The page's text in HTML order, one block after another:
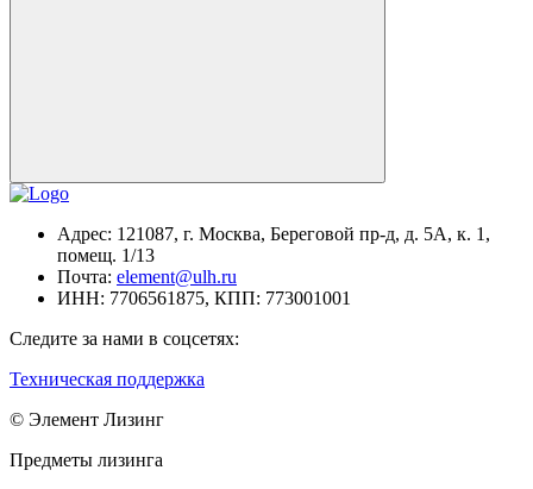
Адрес: 121087, г. Москва, Береговой пр-д, д. 5А, к. 1,
помещ. 1/13
Почта: element@ulh.ru
ИНН: 7706561875, КПП: 773001001
Следите за нами в соцсетях:
Техническая поддержка
© Элемент Лизинг
Предметы лизинга